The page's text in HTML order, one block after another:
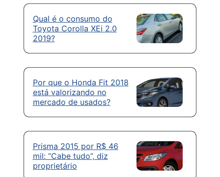
Qual é o consumo do
Toyota Corolla XEi 2.0
2019?
Por que o Honda Fit 2018
está valorizando no
mercado de usados?
Prisma 2015 por R$ 46
mil: “Cabe tudo”, diz
proprietário